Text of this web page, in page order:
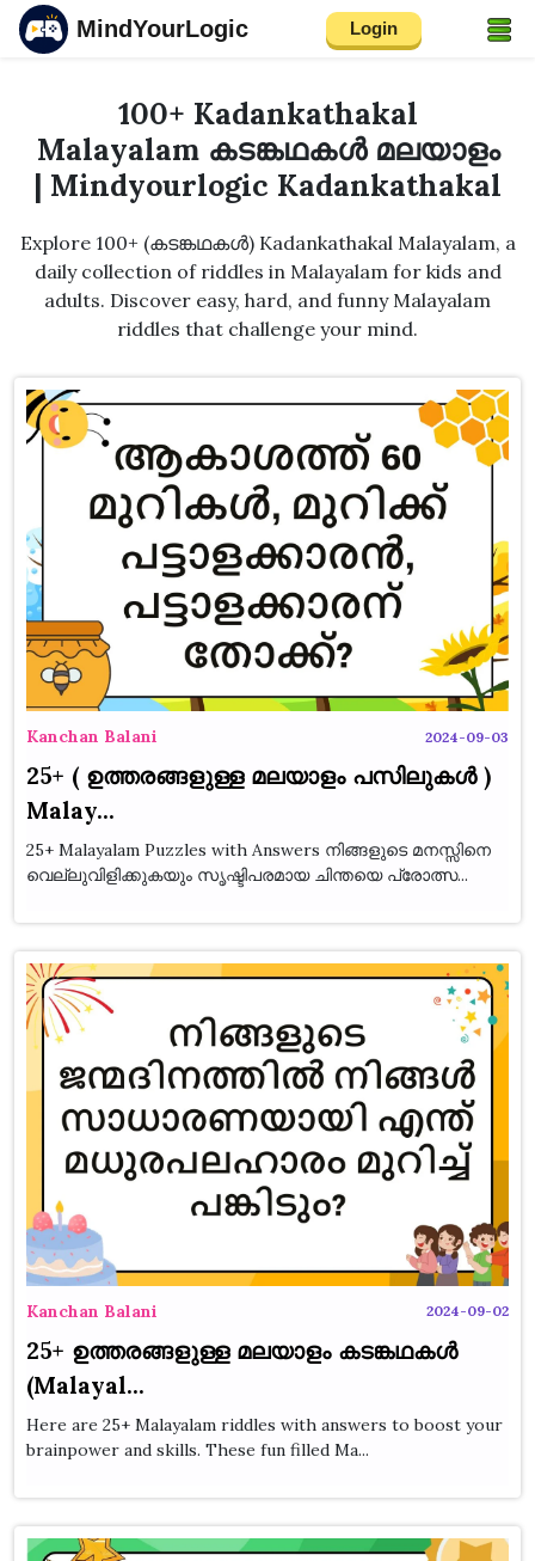
MindYourLogic Login
100+ Kadankathakal
Malayalam കടങ്കഥകൾ മലയാളം
| Mindyourlogic Kadankathakal
Explore 100+ (കടങ്കഥകൾ) Kadankathakal Malayalam, a
daily collection of riddles in Malayalam for kids and
adults. Discover easy, hard, and funny Malayalam
riddles that challenge your mind.
Kanchan Balani 2024-09-03
25+ ( ഉത്തരങ്ങളുള്ള മലയാളം പസിലുകൾ )
Malay...
25+ Malayalam Puzzles with Answers നിങ്ങളുടെ മനസ്സിനെ
വെല്ലുവിളിക്കുകയും സൃഷ്ടിപരമായ ചിന്തയെ പ്രോത്സ...
Kanchan Balani 2024-09-02
25+ ഉത്തരങ്ങളുള്ള മലയാളം കടങ്കഥകൾ
(Malayal...
Here are 25+ Malayalam riddles with answers to boost your
brainpower and skills. These fun filled Ma...